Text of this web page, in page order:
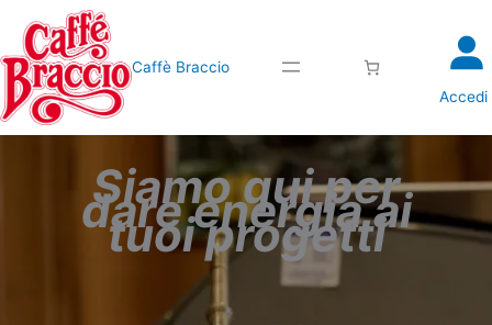
Caffè Braccio
Accedi
Siamo qui per
dare energia ai
tuoi progetti